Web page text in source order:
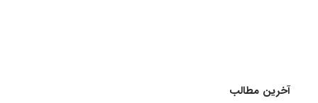
آخرین مطالب